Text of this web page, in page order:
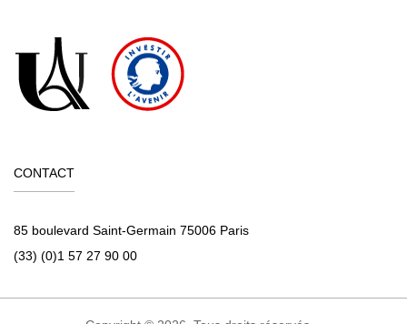
CONTACT
85 boulevard Saint-Germain 75006 Paris
(33) (0)1 57 27 90 00